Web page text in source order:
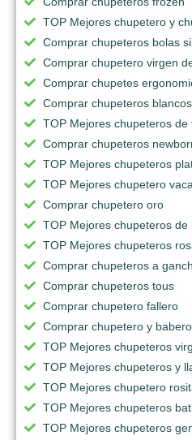
TOP Mejores chupetero y
Comprar chupeteros bolas
Comprar chupetero virgen
Comprar chupetes
Comprar chupeteros blancos
TOP Mejores chupeteros de
Comprar chupeteros
TOP Mejores chupeteros
TOP Mejores chupetero vaca
Comprar chupetero oro
TOP Mejores chupeteros de
TOP Mejores chupeteros
Comprar chupeteros a
Comprar chupeteros tous
Comprar chupetero fallero
Comprar chupetero y babero
TOP Mejores chupeteros
TOP Mejores chupeteros y
TOP Mejores chupetero
TOP Mejores chupeteros
TOP Mejores chupeteros